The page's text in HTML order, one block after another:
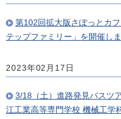
第102回拡大版さぽっとカ
テップファミリー」を開催し
2023年02月17日
3/18（土）進路発見バスツ
江工業高等専門学校 機械工学